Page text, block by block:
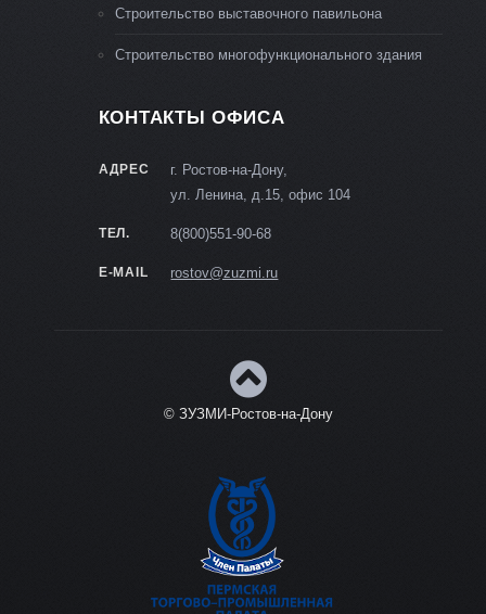
Строительство выставочного павильона
Строительство многофункционального здания
КОНТАКТЫ ОФИСА
АДРЕС
г. Ростов-на-Дону,
ул. Ленина, д.15, офис 104
ТЕЛ. 8(800)551-90-68
E-MAIL rostov@zuzmi.ru
© ЗУЗМИ-Ростов-на-Дону